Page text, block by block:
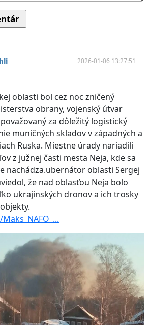
2026-01-06 13:27:51
oblasti bol cez noc zničený
obrany, vojenský útvar
za dôležitý logistický
muničných skladov v západných a
Ruska. Miestne úrady nariadili
z južnej časti mesta Neja, kde sa
nachádza.ubernátor oblasti Sergej
že nad oblasťou Neja bolo
ukrajinských dronov a ich trosky